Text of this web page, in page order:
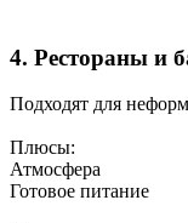
4. Рестораны и
Подходят для
Плюсы:
Атмосфера
Готовое питание